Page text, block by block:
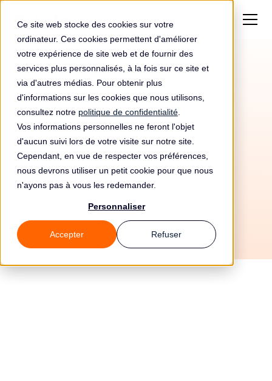
Ce site web stocke des cookies sur votre
ordinateur. Ces cookies permettent d'améliorer
votre expérience de site web et de fournir des
services plus personnalisés, à la fois sur ce site et
via d'autres médias. Pour obtenir plus
d'informations sur les cookies que nous utilisons,
consultez notre politique de confidentialité
Vos informations personnelles ne feront l'objet
d'aucun suivi lors de votre visite sur notre site.
Cependant, en vue de respecter vos préférences,
nous devrons utiliser un petit cookie pour que nous
n'ayons pas à vous les redemander.
Personnaliser
Accepter Refuser
10/7/2026
Tous les guides
🎓 Sensibilisation